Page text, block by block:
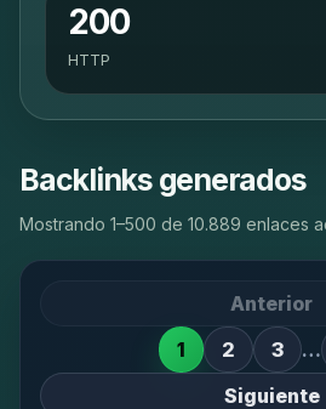
200
HTTP
Backlinks generados
Mostrando 1–500 de 10.889 enlaces
Anterior
1
2 3 …
Siguiente